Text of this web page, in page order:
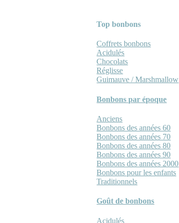
Top bonbons
Coffrets bonbons
Acidulés
Chocolats
Réglisse
Guimauve / Marshmallow
Bonbons par époque
Anciens
Bonbons des années 60
Bonbons des années 70
Bonbons des années 80
Bonbons des années 90
Bonbons des années 2000
Bonbons pour les enfants
Traditionnels
Goût de bonbons
Acidulés